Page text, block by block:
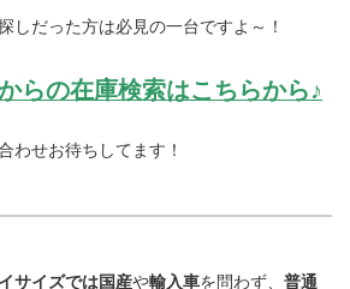
しだった方は必見の一台ですよ～！
らの在庫検索はこちらから♪
わせお待ちしてます！
サイズでは国産や輸入車を問わず、 普通